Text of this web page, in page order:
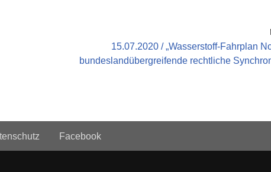
15.07.2020 / „Wasserstoff-Fahrplan
bundeslandübergreifende rechtliche
Facebook